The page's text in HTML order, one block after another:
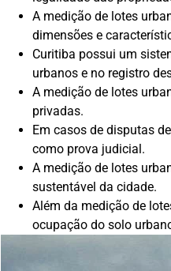
A medição de lotes
dimensões e
Curitiba possui um
urbanos e no registro
A medição de lotes
privadas.
Em casos de disputas
como prova judicial.
A medição de lotes
sustentável da cidade.
Além da medição de
ocupação do solo